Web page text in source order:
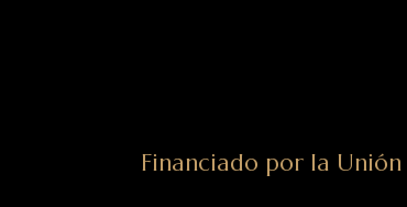
Financiado por la